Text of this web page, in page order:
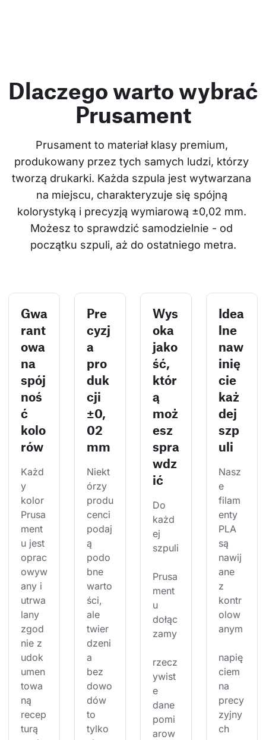
Dlaczego warto wybrać
Prusament
Prusament to materiał klasy premium,
produkowany przez tych samych ludzi, którzy
tworzą drukarki. Każda szpula jest wytwarzana
na miejscu, charakteryzuje się spójną
kolorystyką i precyzją wymiarową ±0,02 mm.
Możesz to sprawdzić samodzielnie - od
początku szpuli, aż do ostatniego metra.
Gwa
rant
owa
na
spój
noś
ć
kolo
rów
Każd
y
kolor
Prusa
ment
u jest
oprac
owyw
any i
utrwa
lany
zgod
nie z
udok
umen
towa
ną
recep
turą
Pre
cyzj
a
pro
duk
cji
±0,
02
mm
Niekt
órzy
produ
cenci
podaj
ą
podo
bne
warto
ści,
ale
twier
dzeni
a
bez
dowo
dów
to
tylko
Wys
oka
jako
ść,
któr
ą
moż
esz
spra
wdz
ić
Do
każd
ej
szpuli
Prusa
ment
u
dołąc
zamy
rzecz
ywist
e
dane
pomi
arow
Idea
lne
naw
inię
cie
każ
dej
szp
uli
Nasz
e
filam
enty
PLA
są
nawij
ane
z
kontr
olow
anym
napię
ciem
na
precy
zyjny
ch